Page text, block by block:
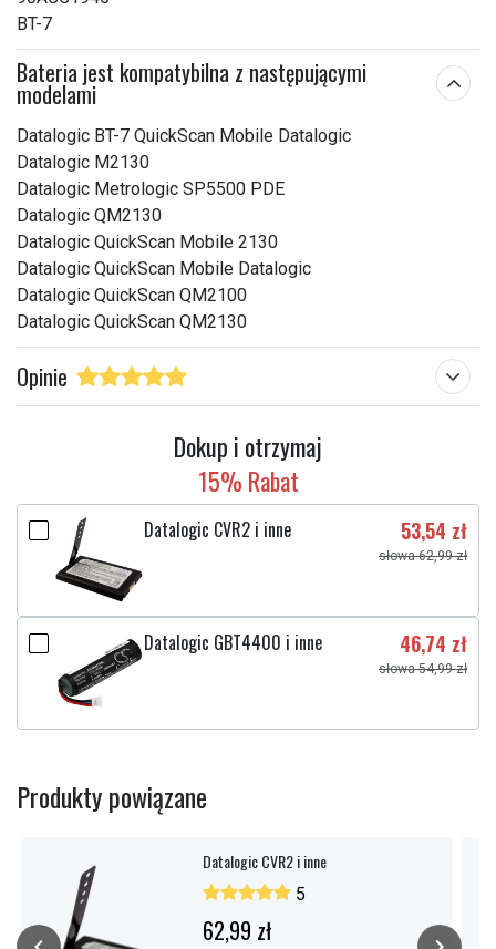
BT-7
Bateria jest kompatybilna z następującymi
modelami
Datalogic BT-7 QuickScan Mobile Datalogic
Datalogic M2130
Datalogic Metrologic SP5500 PDE
Datalogic QM2130
Datalogic QuickScan Mobile 2130
Datalogic QuickScan Mobile Datalogic
Datalogic QuickScan QM2100
Datalogic QuickScan QM2130
Opinie
Dokup i otrzymaj
15% Rabat
Datalogic CVR2 i inne 53,54 zł
słowa 62,99 zł
Datalogic GBT4400 i inne 46,74 zł
słowa 54,99 zł
Produkty powiązane
Datalogic CVR2 i inne
5
62,99 zł